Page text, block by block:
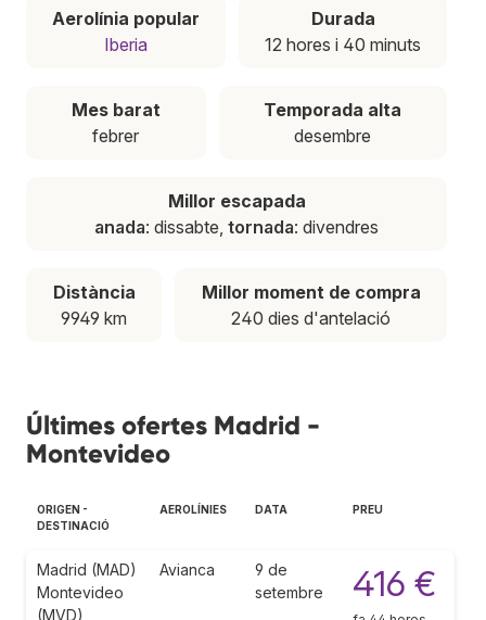
Aerolínia popular
Iberia
Durada
12 hores i 40 minuts
Mes barat
febrer
Temporada alta
desembre
Millor escapada
anada: dissabte, tornada: divendres
Distància
9949 km
Millor moment de compra
240 dies d'antelació
Últimes ofertes Madrid -
Montevideo
ORIGEN -
DESTINACIÓ
AEROLÍNIES DATA PREU
Madrid (MAD)
Montevideo
(MVD)
Avianca
9 de
setembre
416 €